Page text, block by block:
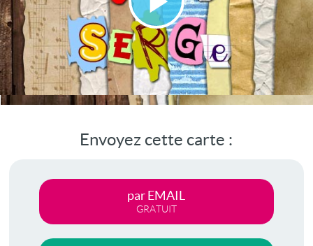
Lire
la
vidéo
Envoyez cette carte :
par EMAIL
GRATUIT